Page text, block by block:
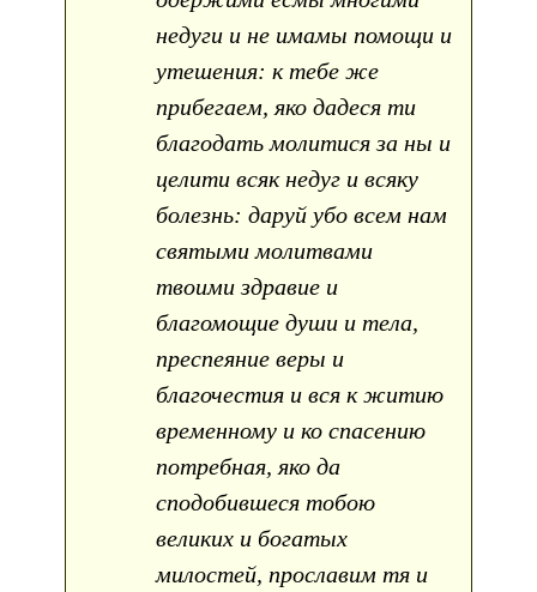
недуги и не имамы помощи и
утешения: к тебе же
прибегаем, яко дадеся ти
благодать молитися за ны и
целити всяк недуг и всяку
болезнь: даруй убо всем нам
святыми молитвами
твоими здравие и
благомощие души и тела,
преспеяние веры и
благочестия и вся к житию
временному и ко спасению
потребная, яко да
сподобившеся тобою
великих и богатых
милостей, прославим тя и